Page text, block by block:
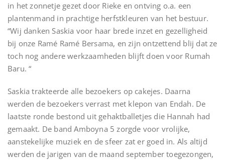
in het zonnetje gezet door Rieke en ontving o.a. een
plantenmand in prachtige herfstkleuren van het bestuur.
“Wij danken Saskia voor haar brede inzet en gezelligheid
bij onze Ramé Ramé Bersama, en zijn ontzettend blij dat ze
toch nog andere werkzaamheden blijft doen voor Rumah
Baru. “
Saskia trakteerde alle bezoekers op cakejes. Daarna
werden de bezoekers verrast met klepon van Endah. De
laatste ronde bestond uit gehaktballetjes die Hannah had
gemaakt. De band Amboyna 5 zorgde voor vrolijke,
aanstekelijke muziek en de sfeer zat er goed in. Als altijd
werden de jarigen van de maand september toegezongen,